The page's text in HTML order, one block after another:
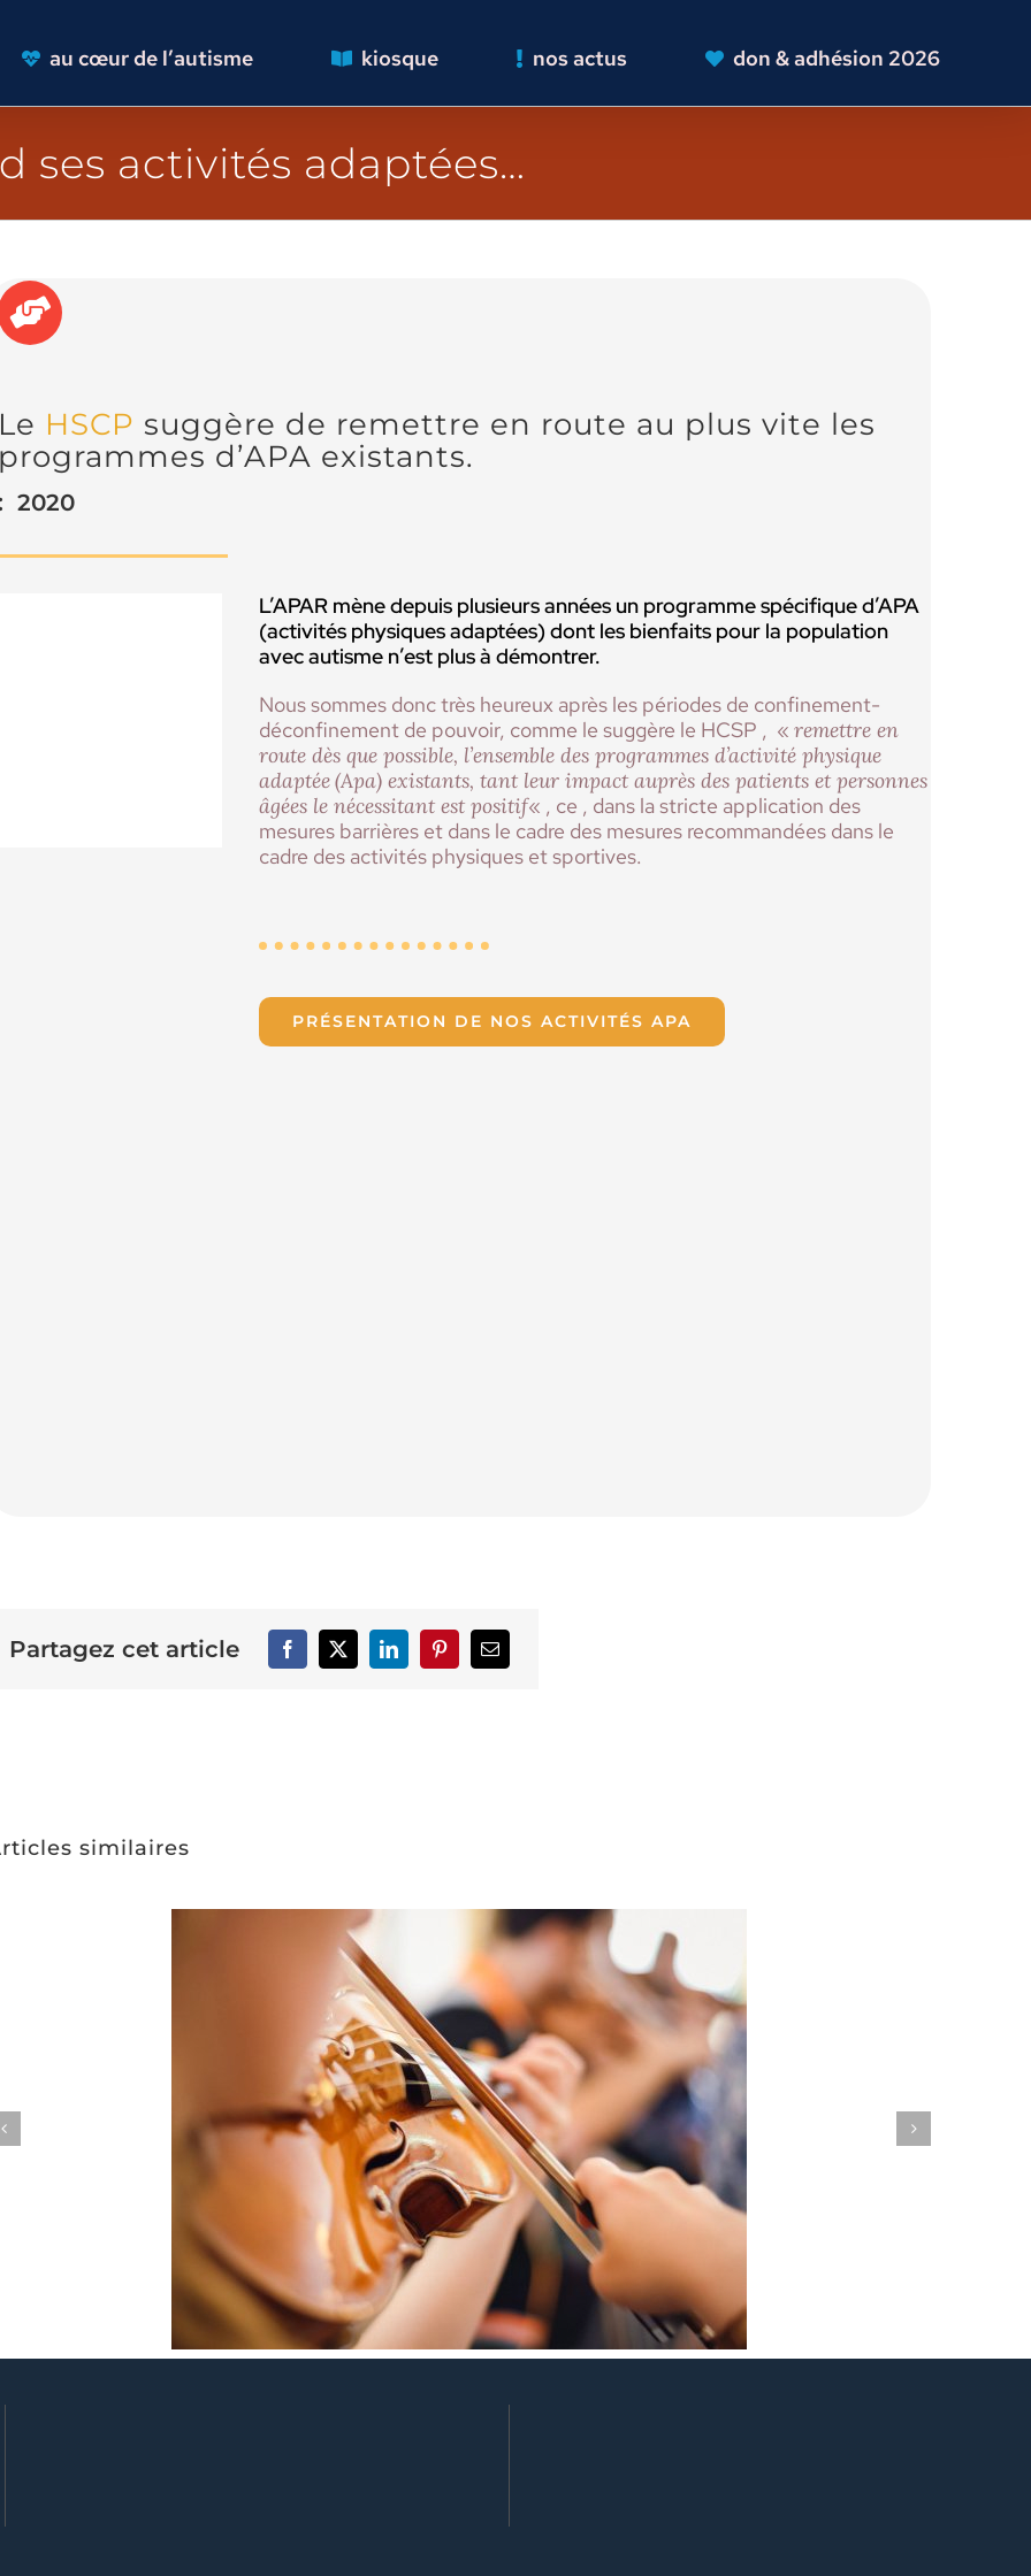
au cœur de l’autisme kiosque nos actus don & adhésion 2026
ses activités adaptées…
HSCP suggère de remettre en route au plus vite les
d’APA existants.
2020
L’APAR mène depuis plusieurs années un programme spécifique d’APA
(activités physiques adaptées) dont les bienfaits pour la population
avec autisme n’est plus à démontrer.
Nous sommes donc très heureux après les périodes de confinement-
déconfinement de pouvoir, comme le suggère le HCSP , «remettre en
route dès que possible, l’ensemble des programmes d’activité physique
adaptée(Apa) existants, tant leur impact auprès des patients et personnes
âgées le nécessitant est positif« , ce , dans la stricte application des
mesures barrières et dans le cadre des mesures recommandées dans le
cadre des activités physiques et sportives.
PRÉSENTATION DE NOS ACTIVITÉS APA
Partagez cet article
similaires
3 mai • Musique classique au profit de